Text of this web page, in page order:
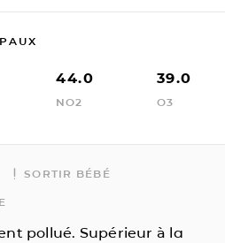
44.0
NO2
39.0
O3
SORTIR BÉBÉ
pollué. Supérieur à la